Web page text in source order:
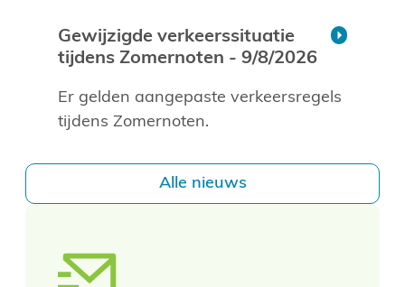
Gewijzigde verkeerssituatie
tijdens Zomernoten - 9/8/2026
Er gelden aangepaste verkeersregels
tijdens Zomernoten.
Alle nieuws